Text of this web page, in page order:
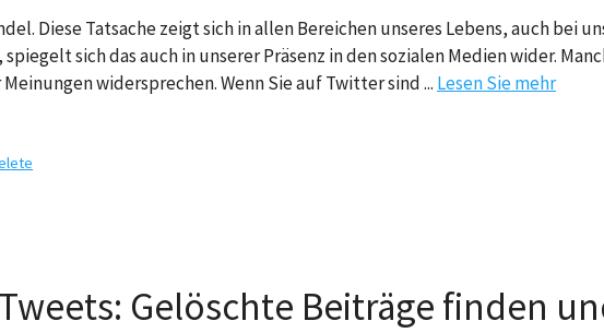
Diese Tatsache zeigt sich in allen Bereichen unseres Lebens, auch bei
sich das auch in unserer Präsenz in den sozialen Medien wider.
widersprechen. Wenn Sie auf Twitter sind ... Lesen Sie mehr
Gelöschte Beiträge finden